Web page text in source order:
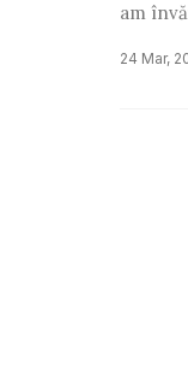
am
24 Mar,